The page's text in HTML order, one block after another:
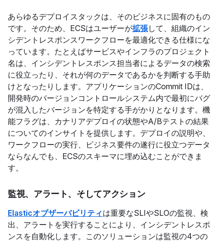
あらゆるデプロイスタックは、そのビジネスに固有のもの
です。そのため、ECSはユーザーが拡張して、組織のイン
シデントレスポンスワークフローを最適化できる仕様にな
っています。たとえばサービスやインフラのプロジェクト
名は、インシデントレスポンス担当者によるデータの検索
に役立ったり、それが何のデータであるかを判断する手助
けとなったりします。アプリケーションのCommit IDは、
開発時のバージョンコントロールシステム内で最初にバグ
が混入したバージョンを特定する手がかりとなります。機
能フラグは、カナリアデプロイの状態やA/Bテストの結果
についてのインサイトを提供します。デプロイの説明や、
ワークフローの実行、ビジネス要件の遂行に役立つデータ
ならなんでも、ECSのスキーマに埋め込むことができま
す。
監視、アラート、そしてアクション
Elasticオブザーバビリティは重要なSLIやSLOの監視、検
出、アラートを実行することにより、インシデントレスポ
ンスを自動化します。このソリューションは監視の4つの